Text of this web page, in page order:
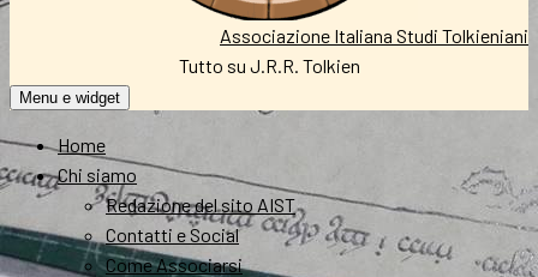
Associazione Italiana Studi Tolkieniani
Tutto su J.R.R. Tolkien
Menu e widget
Home
Chi siamo
Redazione del sito AIST
Contatti e Social
Come Associarsi